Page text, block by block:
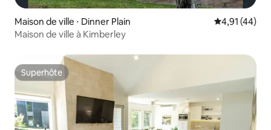
Maison de ville ⋅ Dinner Plain Évaluation
4,91 (44)
Maison de ville à Kimberley
Superhôte
Superhôte